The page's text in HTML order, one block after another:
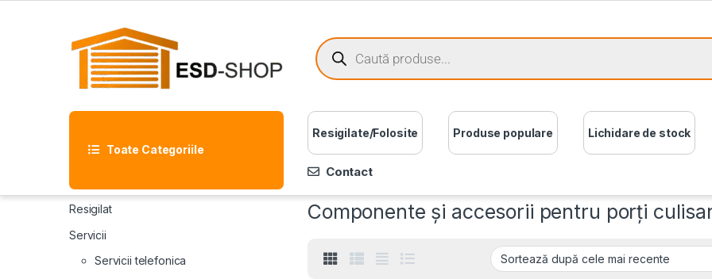
Toate Categoriile
Resigilate/Folosite Produse populare Lichidare de stock
Contact
Componente și accesorii pentru porți
Resigilat
Servicii
Servicii telefonica